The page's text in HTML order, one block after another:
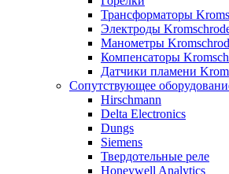
Трансформаторы
Электроды
Манометры
Компенсаторы
Датчики пламени
Сопутствующее
Hirschmann
Delta Electronics
Dungs
Siemens
Твердотельные реле
Honeywell Analytics